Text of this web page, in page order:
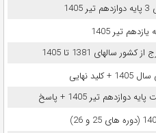
تیر 1405
1381 تا 1405
نهایی
تیر 1405 + پاسخ